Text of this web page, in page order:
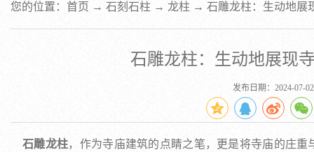
您的位置：首页 → 石刻石柱 → 龙柱 → 石雕龙柱：生动地展
石雕龙柱：生动地展现
发布日期：2024-07-02
石雕龙柱，作为寺庙建筑的点睛之笔，更是将寺庙的庄